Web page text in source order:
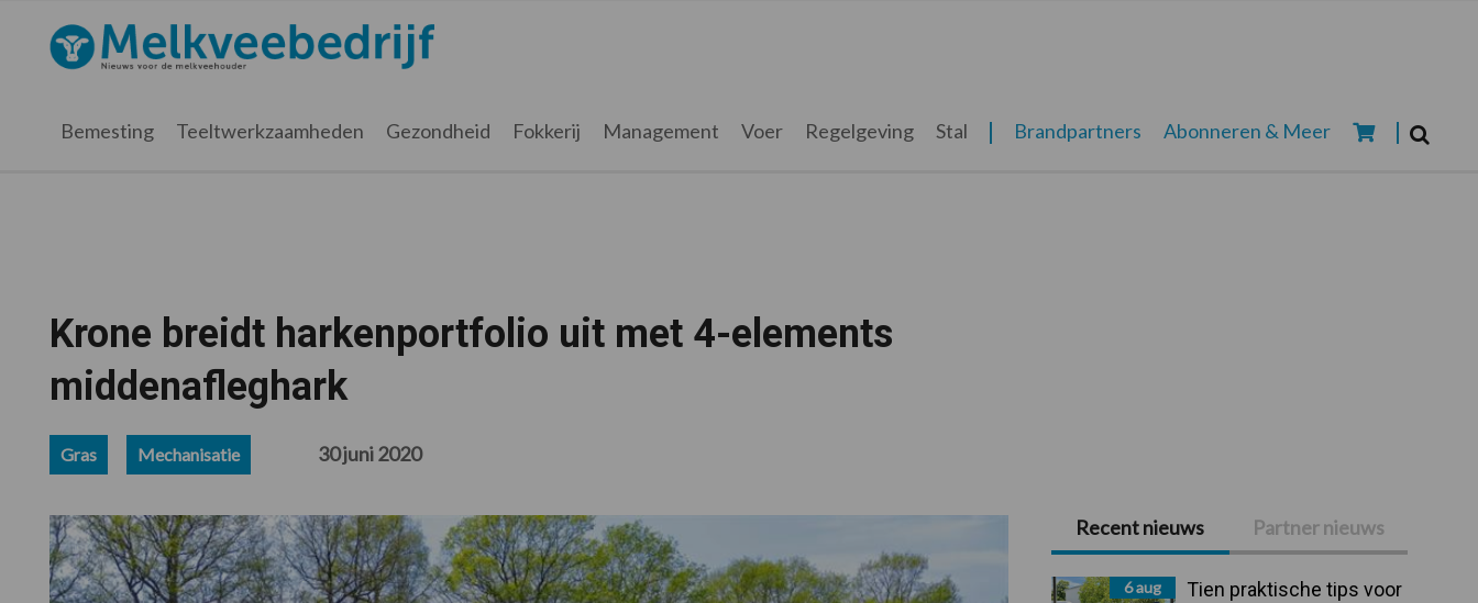
hoofdnavigatie
hoofd
eerste
voettekst
Melkveebedrijf.nl
Bemesting Teeltwerkzaamheden Gezondheid Fokkerij Management Voer Regelgeving Stal Brandpartners Abonneren & Meer
Krone breidt harkenportfolio uit met 4-elements
middenafleghark
Gras Mechanisatie 30 juni 2020
Primaire
Sidebar
Recent nieuws Partner nieuws
6 aug
Tien praktische tips voor